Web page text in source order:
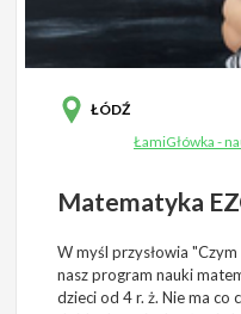
ŁÓDŹ
ŁamiGłówka -
Matematyka
W myśl przysłowia
nasz program nauki
dzieci od 4 r. ż. Nie ma co